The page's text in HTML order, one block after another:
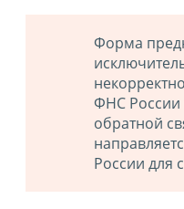
Форма
ФНС России
обратной
России для